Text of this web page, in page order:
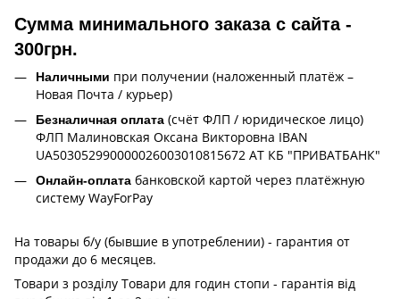
Сумма минимального заказа с сайта -
300грн.
Наличными при получении (наложенный платёж –
Новая Почта / курьер)
Безналичная оплата (счёт ФЛП / юридическое лицо)
ФЛП Малиновская Оксана Викторовна IBAN
UA503052990000026003010815672 АТ КБ "ПРИВАТБАНК"
Онлайн-оплата банковской картой через платёжную
систему WayForPay
На товары б/у (бывшие в употреблении) - гарантия от
продажи до 6 месяцев.
Товари з розділу Товари для годин стопи - гарантія від